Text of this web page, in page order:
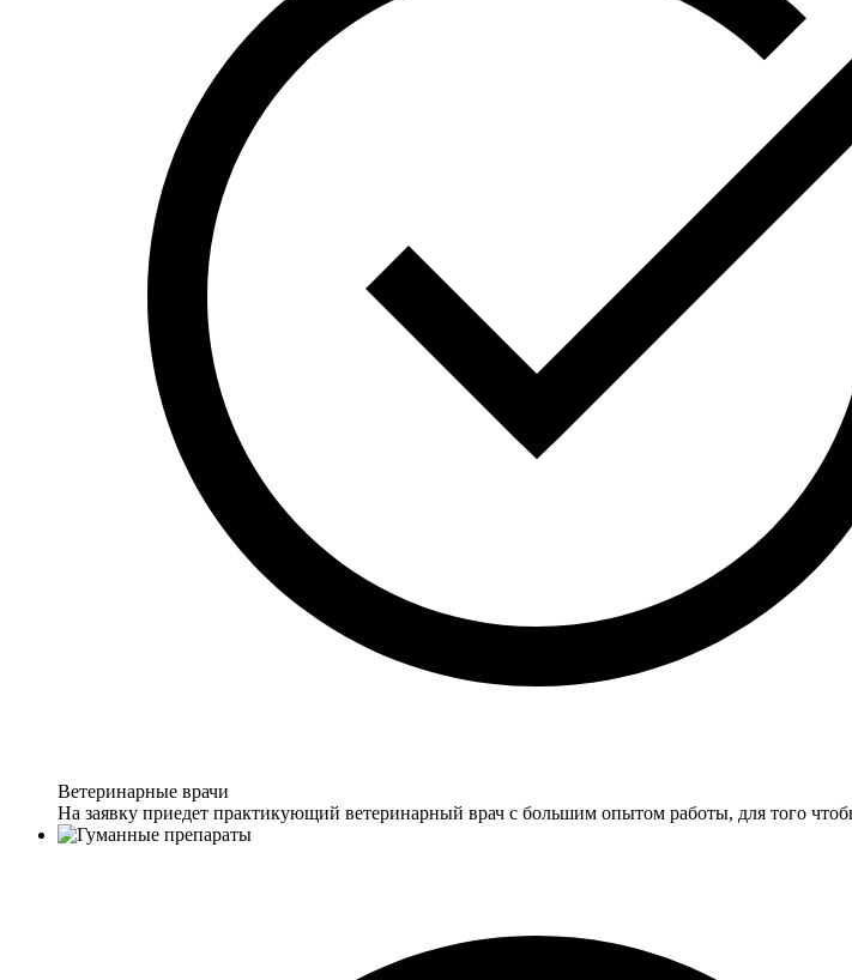
Ветеринарные врачи
На заявку приедет практикующий ветеринарный врач с большим опытом работы, для того